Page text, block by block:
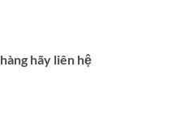
hãy liên hệ